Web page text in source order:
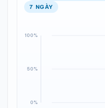
7 NGÀY